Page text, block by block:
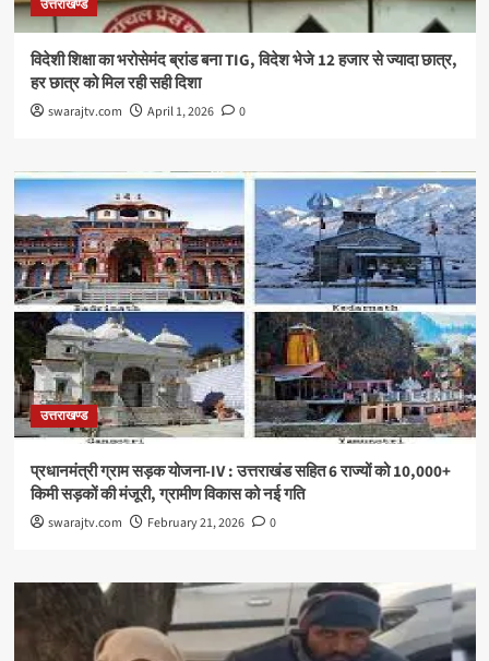
उत्तराखण्ड
विदेशी शिक्षा का भरोसेमंद ब्रांड बना TIG, विदेश भेजे 12 हजार से ज्यादा छात्र,
हर छात्र को मिल रही सही दिशा
swarajtv.com April 1, 2026 0
उत्तराखण्ड
प्रधानमंत्री ग्राम सड़क योजना-IV : उत्तराखंड सहित 6 राज्यों को 10,000+
किमी सड़कों की मंजूरी, ग्रामीण विकास को नई गति
swarajtv.com February 21, 2026 0